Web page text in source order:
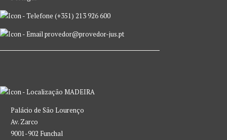
(+351) 213 926 600
provedor@provedor-jus.pt
MADEIRA
Palácio de São Lourenço
Av. Zarco
9001-902 Funchal